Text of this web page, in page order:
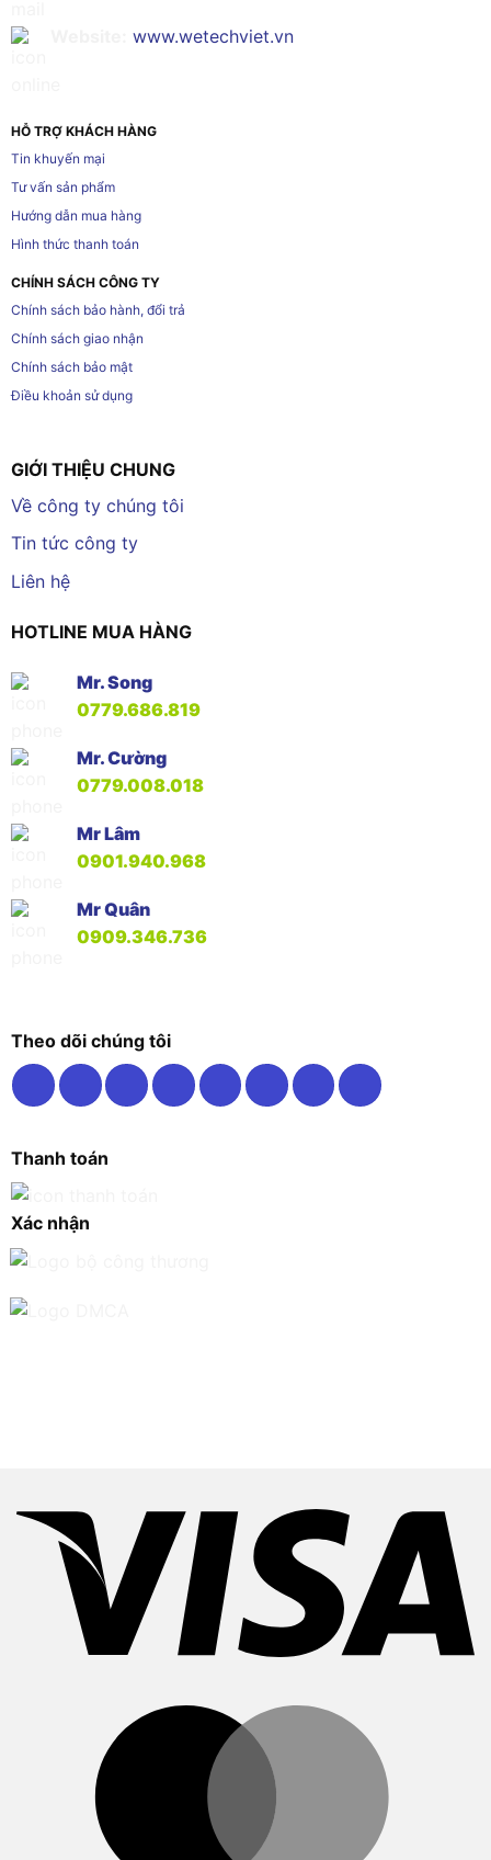
www.wetechviet.vn
HỖ TRỢ KHÁCH HÀNG
Tin khuyến mại
Tư vấn sản phẩm
Hướng dẫn mua hàng
Hình thức thanh toán
CHÍNH SÁCH CÔNG TY
Chính sách bảo hành, đổi trả
Chính sách giao nhận
Chính sách bảo mật
Điều khoản sử dụng
GIỚI THIỆU CHUNG
Về công ty chúng tôi
Tin tức công ty
Liên hệ
HOTLINE MUA HÀNG
Mr. Song
0779.686.819
Mr. Cường
0779.008.018
Mr Lâm
0901.940.968
Mr Quân
0909.346.736
Theo dõi chúng tôi
Thanh toán
Xác nhận